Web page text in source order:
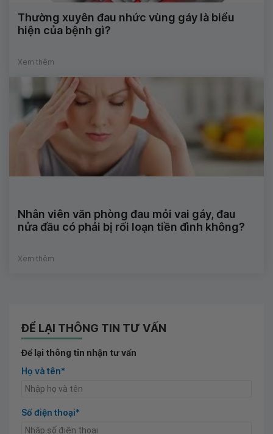
Thường xuyên đau nhức vùng gáy là biểu
hiện của bệnh gì?
Xem thêm
Nhân viên văn phòng đau mỏi vai gáy, đau
nửa đầu có phải bị rối loạn tiền đình không?
Xem thêm
ĐỂ LẠI THÔNG TIN TƯ VẤN
Để lại thông tin nhận tư vấn
Họ và tên*
Số điện thoại*